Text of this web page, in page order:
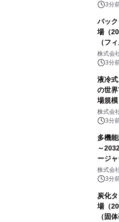
3分
バッ
場（
（フ
ポー
株式会
3分
液冷
の世
場規
グレ
1000A
株式会
3分
多機
～
ージ
なし
株式会
3分
炭化
場（
（固